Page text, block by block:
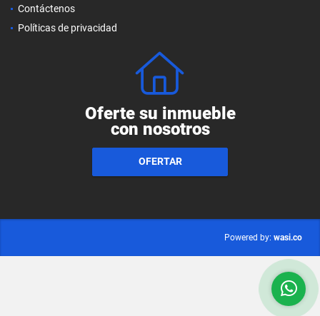
Contáctenos
Políticas de privacidad
Oferte su inmueble
con nosotros
OFERTAR
Powered by: wasi.co